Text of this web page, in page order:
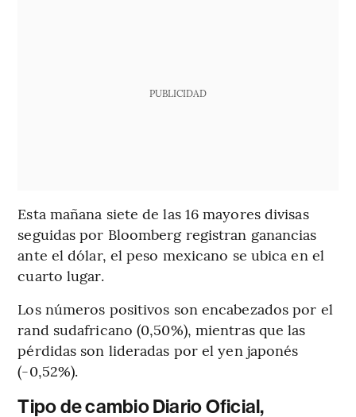
PUBLICIDAD
Esta mañana siete de las 16 mayores divisas
seguidas por Bloomberg registran ganancias
ante el dólar, el peso mexicano se ubica en el
cuarto lugar.
Los números positivos son encabezados por el
rand sudafricano (0,50%), mientras que las
pérdidas son lideradas por el yen japonés
(-0,52%).
Tipo de cambio Diario Oficial,